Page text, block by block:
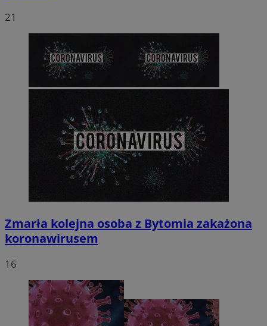
21
Zmarła kolejna osoba z Bytomia zakażona
koronawirusem
16